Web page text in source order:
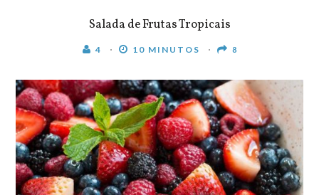
Salada de Frutas Tropicais
4 10 MINUTOS 8